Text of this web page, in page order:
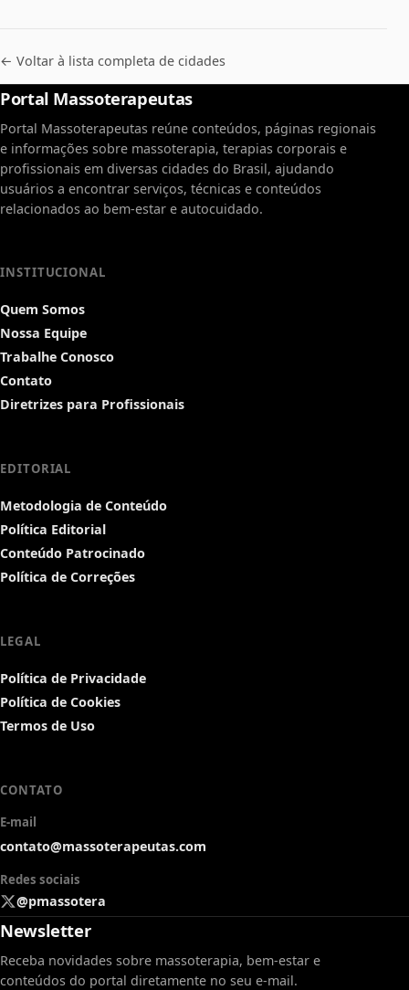
← Voltar à lista completa de cidades
Portal Massoterapeutas
Portal Massoterapeutas reúne conteúdos, páginas regionais
e informações sobre massoterapia, terapias corporais e
profissionais em diversas cidades do Brasil, ajudando
usuários a encontrar serviços, técnicas e conteúdos
relacionados ao bem-estar e autocuidado.
INSTITUCIONAL
Quem Somos
Nossa Equipe
Trabalhe Conosco
Contato
Diretrizes para Profissionais
EDITORIAL
Metodologia de Conteúdo
Política Editorial
Conteúdo Patrocinado
Política de Correções
LEGAL
Política de Privacidade
Política de Cookies
Termos de Uso
CONTATO
E-mail
contato@massoterapeutas.com
Redes sociais
@pmassotera
Newsletter
Receba novidades sobre massoterapia, bem-estar e
conteúdos do portal diretamente no seu e-mail.